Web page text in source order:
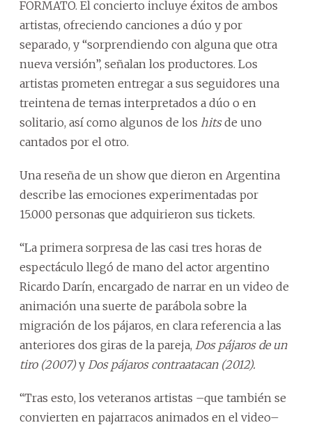
FORMATO. El concierto incluye éxitos de ambos
artistas, ofreciendo canciones a dúo y por
separado, y “sorprendiendo con alguna que otra
nueva versión”, señalan los productores. Los
artistas prometen entregar a sus seguidores una
treintena de temas interpretados a dúo o en
solitario, así como algunos de los hitsde uno
cantados por el otro.
Una reseña de un show que dieron en Argentina
describe las emociones experimentadas por
15.000 personas que adquirieron sus tickets.
“La primera sorpresa de las casi tres horas de
espectáculo llegó de mano del actor argentino
Ricardo Darín, encargado de narrar en un video de
animación una suerte de parábola sobre la
migración de los pájaros, en clara referencia a las
anteriores dos giras de la pareja, Dos pájaros de un
tiro (2007)y Dos pájaros contraatacan (2012).
“Tras esto, los veteranos artistas –que también se
convierten en pajarracos animados en el video–